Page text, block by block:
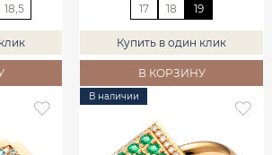
18,5
17
18 19
Купить в один клик
В КОРЗИНУ
В наличии